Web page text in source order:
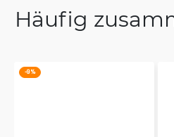
Häufig
-9 %